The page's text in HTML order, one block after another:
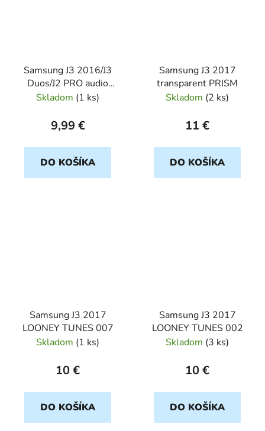
Samsung J3 2016/J3
Duos/J2 PRO audio
konektor Orig
Skladom (1 ks)
9,99 €
DO KOŠÍKA
Samsung J3 2017
transparent PRISM
Skladom (2 ks)
11 €
DO KOŠÍKA
Samsung J3 2017
LOONEY TUNES 007
Skladom (1 ks)
10 €
DO KOŠÍKA
Samsung J3 2017
LOONEY TUNES 002
Skladom (3 ks)
10 €
DO KOŠÍKA